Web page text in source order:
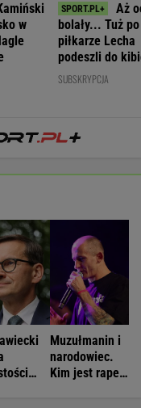
w
Aż
bolały... Tuż
piłkarze Lecha
podeszli do
"Słuchajcie!"
SUBSKRYPCJA
Muzułmanin i
narodowiec.
Kim jest raper,